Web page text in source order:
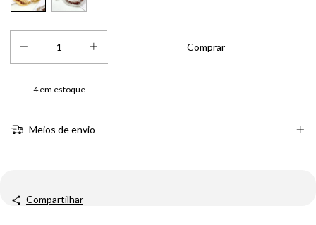
4em estoque
Meios de envio
Compartilhar